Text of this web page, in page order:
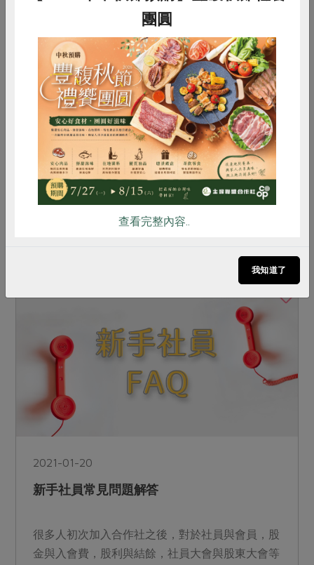
2020-01-06社內大小事
合作社數位化的一大步：線上訂購的開放與
改變
合作社的「線上訂購」於今年度1 月3 日正式啟
用，合作社產品利用1 將不再受到時間、空間的限
制，除了服務更多交通或時間不便的社員，也將是
2021-01-20
新手社員常見問題解答
很多人初次加入合作社之後，對於社員與會員，股
金與入會費，股利與結餘，社員大會與股東大會等
惜食 RPET 食譜 減硝酸鹽
雞蛋 食安 共同購買
團圓
查看完整內容..
我知道了